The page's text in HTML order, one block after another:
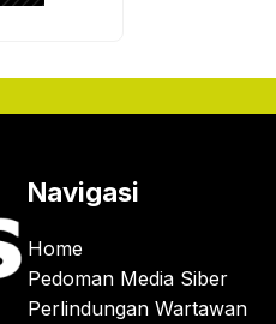
Navigasi
Home
Pedoman Media Siber
Perlindungan Wartawan